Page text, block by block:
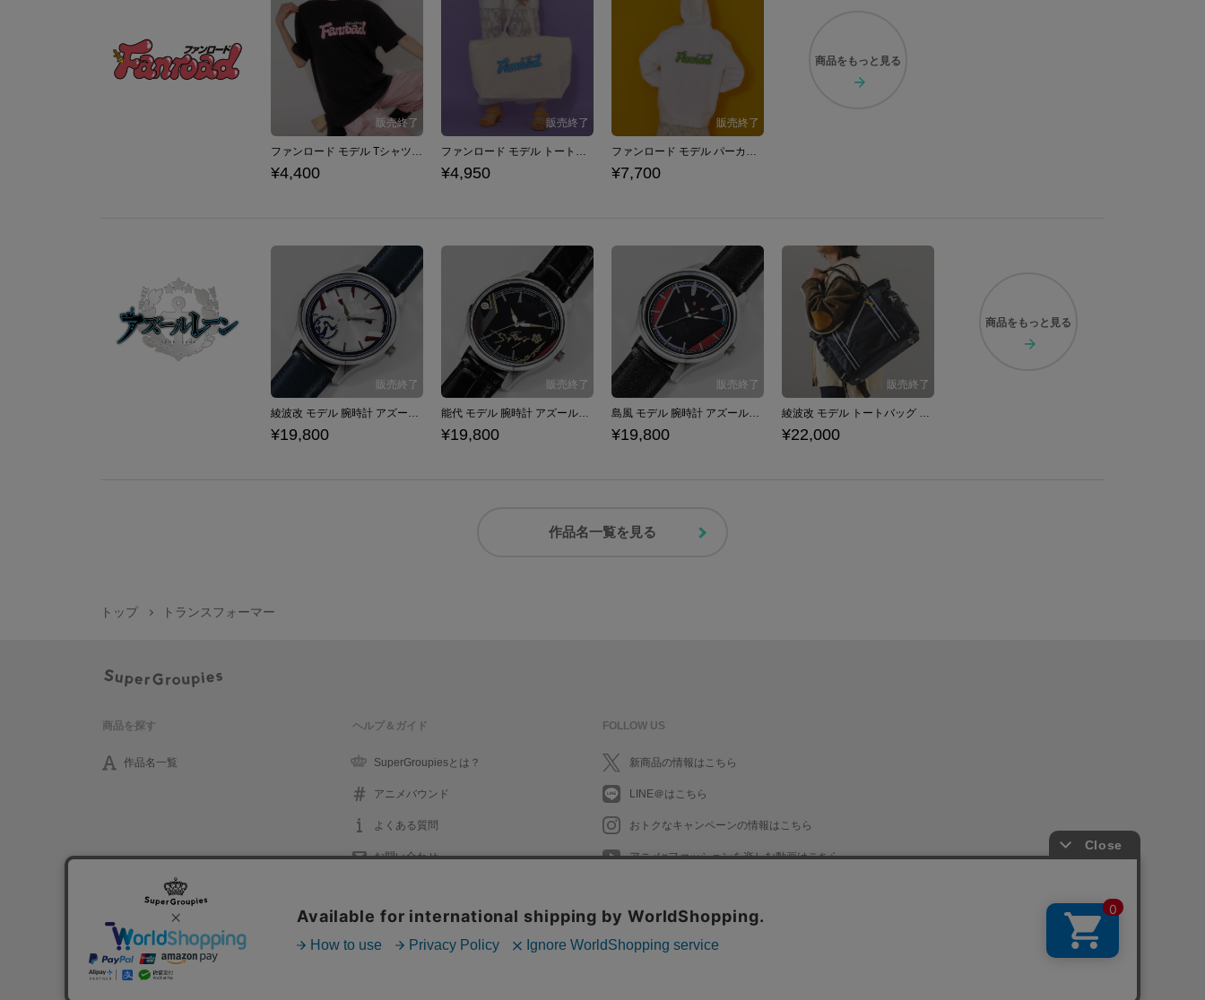
ファンロード モデル Tシャツ Fanroad
¥4,400
ファンロード モデル トートバッグ Fanroad
¥4,950
ファンロード モデル パーカー Fanroad
¥7,700
商品を もっと見る
綾波改 モデル 腕時計 アズールレーン
¥19,800
能代 モデル 腕時計 アズールレーン
¥19,800
島風 モデル 腕時計 アズールレーン
¥19,800
綾波改 モデル トートバッグ アズールレーン
¥22,000
商品を もっと見る
作品名一覧を見る
トップ トランスフォーマー
商品を探す
作品名一覧
ヘルプ＆ガイド
SuperGroupiesとは？
アニメバウンド
よくある質問
お問い合わせ
FOLLOW US
新商品の情報はこちら
LINE＠はこちら
おトクなキャンペーンの情報はこちら
アニメ×ファッションを楽しむ動画はこちら
What's New in English
プライバシーポリシー